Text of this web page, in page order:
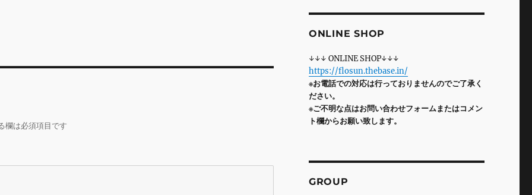
r
欄は必須項目です
ONLINE SHOP
↓↓↓ ONLINE SHOP↓↓↓
https://flosun.thebase.in/
※お電話での対応は行っておりませんのでご了承く
ださい。
※ご不明な点はお問い合わせフォームまたはコメン
ト欄からお願い致します。
GROUP